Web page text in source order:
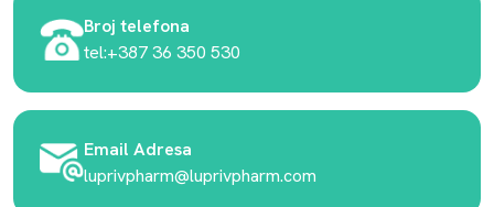
Broj telefona
tel:+387 36 350 530
Email Adresa
luprivpharm@luprivpharm.com